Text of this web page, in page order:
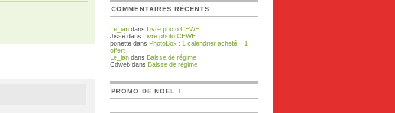
COMMENTAIRES RÉCENTS
Le_ian dans Livre photo CEWE
Jissé dans Livre photo CEWE
ponette dans PhotoBox : 1 calendrier acheté = 1
offert
Le_ian dans Baisse de régime
Cdweb dans Baisse de régime
PROMO DE NOËL !